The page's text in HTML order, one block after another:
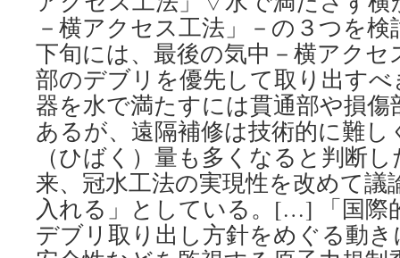
－横アクセス工法」－の３つを
下旬には、最後の気中－横アクセ
部のデブリを優先して取り出す
器を水で満たすには貫通部や損
あるが、遠隔補修は技術的に難し
（ひばく）量も多くなると判断
来、冠水工法の実現性を改めて
入れる」としている。[…] 「国際
デブリ取り出し方針をめぐる動